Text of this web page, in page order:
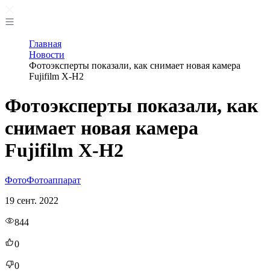
Главная
Новости
Фотоэксперты показали, как снимает новая камера
Fujifilm X-H2
Фотоэксперты показали, как
снимает новая камера
Fujifilm X-H2
ФотоФотоаппарат
19 сент. 2022
844
0
0